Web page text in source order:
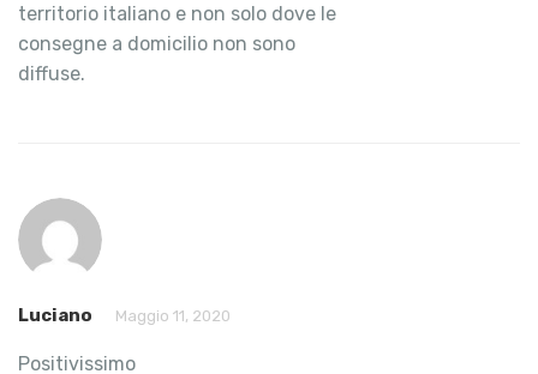
territorio italiano e non solo dove le
consegne a domicilio non sono
diffuse.
Luciano Maggio 11, 2020
Positivissimo